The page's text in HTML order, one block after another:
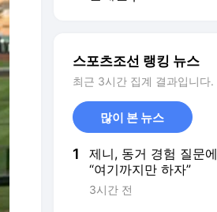
스포츠조선 랭킹 뉴스
최근 3시간 집계 결과입니다.
많이 본 뉴스
1
제니, 동거 경험 질문에
“여기까지만 하자”
3시간 전